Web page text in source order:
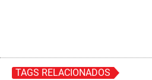
TAGS RELACIONADOS